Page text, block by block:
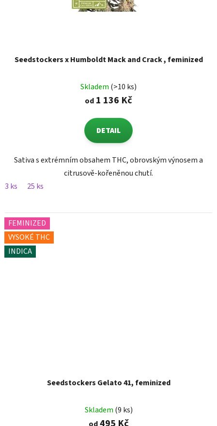
Seedstockers x Humboldt Mack and Crack , feminized
Skladem (>10 ks)
od 1 136 Kč
DETAIL
Sativa s extrémním obsahem THC, obrovským výnosem a
citrusově-kořeněnou chutí.
3 ks
25 ks
FEMINIZED
VYSOKÉ THC
INDICA
Seedstockers Gelato 41, feminized
Skladem (9 ks)